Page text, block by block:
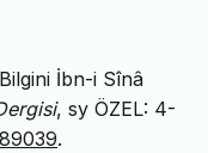
İbn-i Sînâ
, sy ÖZEL: 4-
.